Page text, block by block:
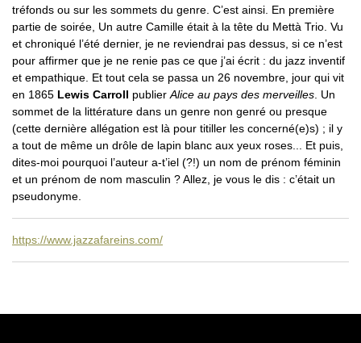
tréfonds ou sur les sommets du genre. C’est ainsi. En première
partie de soirée, Un autre Camille était à la tête du Mettà Trio. Vu
et chroniqué l’été dernier, je ne reviendrai pas dessus, si ce n’est
pour affirmer que je ne renie pas ce que j’ai écrit : du jazz inventif
et empathique. Et tout cela se passa un 26 novembre, jour qui vit
en 1865 Lewis Carroll publier Alice au pays des merveilles . Un
sommet de la littérature dans un genre non genré ou presque
(cette dernière allégation est là pour titiller les concerné(e)s) ; il y
a tout de même un drôle de lapin blanc aux yeux roses... Et puis,
dites-moi pourquoi l’auteur a-t’iel (?!) un nom de prénom féminin
et un prénom de nom masculin ? Allez, je vous le dis : c’était un
pseudonyme.
https://www.jazzafareins.com/